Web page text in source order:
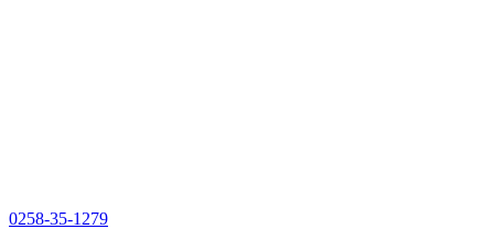
0258-35-1279